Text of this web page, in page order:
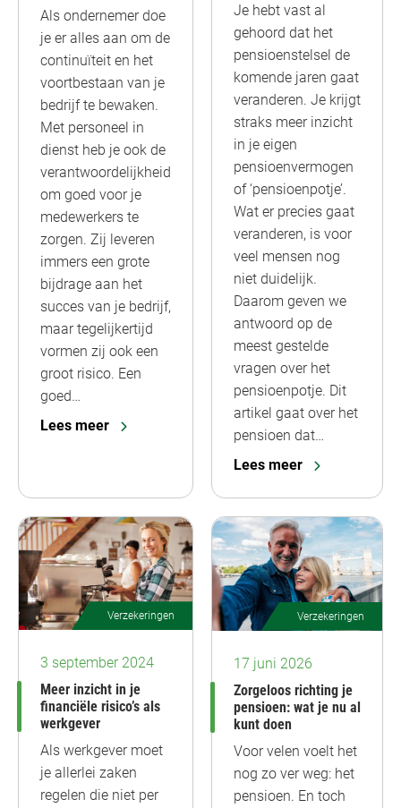
Als ondernemer doe
je er alles aan om de
continuïteit en het
voortbestaan van je
bedrijf te bewaken.
Met personeel in
dienst heb je ook de
verantwoordelijkheid
om goed voor je
medewerkers te
zorgen. Zij leveren
immers een grote
bijdrage aan het
succes van je bedrijf,
maar tegelijkertijd
vormen zij ook een
groot risico. Een
goed…
Lees meer
Je hebt vast al
gehoord dat het
pensioenstelsel de
komende jaren gaat
veranderen. Je krijgt
straks meer inzicht
in je eigen
pensioenvermogen
of ‘pensioenpotje’.
Wat er precies gaat
veranderen, is voor
veel mensen nog
niet duidelijk.
Daarom geven we
antwoord op de
meest gestelde
vragen over het
pensioenpotje. Dit
artikel gaat over het
pensioen dat…
Lees meer
Verzekeringen
3 september 2024
Meer inzicht in je
financiële risico’s als
werkgever
Als werkgever moet
je allerlei zaken
regelen die niet per
Verzekeringen
17 juni 2026
Zorgeloos richting je
pensioen: wat je nu al
kunt doen
Voor velen voelt het
nog zo ver weg: het
pensioen. En toch